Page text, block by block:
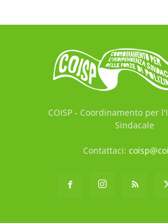
COISP - Coordinamento per
Sindacale
Contattaci: